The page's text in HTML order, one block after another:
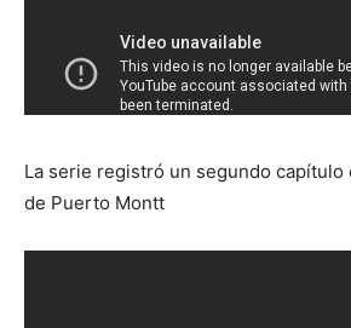
La serie registró un segundo
de Puerto Montt